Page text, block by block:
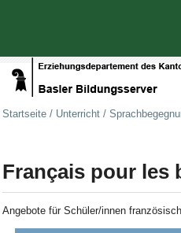
Startseite / Unterricht /
Français pour les
Angebote für Schüler/innen